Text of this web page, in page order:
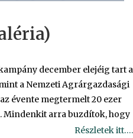
december elejéig tart
a Nemzeti Agrárgazdasági
évente megtermelt 20 ezer
Mindenkit arra buzdítok, hogy
Részletek itt….